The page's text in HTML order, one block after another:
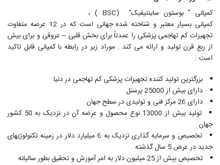
کمپانی " بوستون ساینتیفیک" (BSC ) ،
کمپانی بسیار معتبر و شناخته شده جهانی است که در 12 عرصه متفاوت
تجهیزات کم تهاجمی پزشکی را عمدتاً برای بخش قلبی – عروقی و برای بیش
از ربع قرن تولید و ارائه می کند . موراد زیر در رابطه با کمپانی قابل تاکید
است :
بزرگترین تولید کننده تجهیزات پزشکی کم تهاجمی در دنیا
دارای بیش از 25000 پرسنل
دارای 26 مرکز فنی و تولیدی در سطح جهان
تولید بیش از 13000 نوع محصول و عرضه آن در نزدیک به 50 کشور
جهان
تخصیص و سرمایه گذاری نزدیک به 6 میلیارد دلار در زمینه تکنولوژیهای
جدید در عرض 5 سال گذشته
تخصیص بیش از 25 میلیون دلار به امر آموزش و تحقیق بطور سالیانه